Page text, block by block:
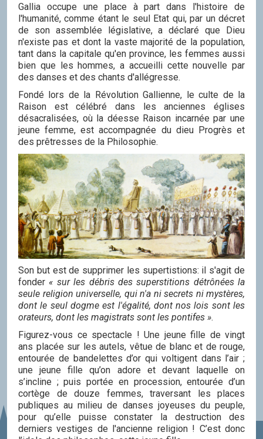
Gallia occupe une place à part dans l'histoire de
l'humanité, comme étant le seul Etat qui, par un décret
de son assemblée législative, a déclaré que Dieu
n'existe pas et dont la vaste majorité de la population,
tant dans la capitale qu'en province, les femmes aussi
bien que les hommes, a accueilli cette nouvelle par
des danses et des chants d'allégresse.
Fondé lors de la Révolution Gallienne, le culte de la
Raison est célébré dans les anciennes églises
désacralisées, où la déesse Raison incarnée par une
jeune femme, est accompagnée du dieu Progrès et
des prêtresses de la Philosophie.
Son but est de supprimer les supertistions: il s'agit de
fonder « sur les débris des superstitions détrônées la
seule religion universelle, qui n'a ni secrets ni mystères,
dont le seul dogme est l'égalité, dont nos lois sont les
orateurs, dont les magistrats sont les pontifes ».
Figurez-vous ce spectacle ! Une jeune fille de vingt
ans placée sur les autels, vêtue de blanc et de rouge,
entourée de bandelettes d’or qui voltigent dans l’air ;
une jeune fille qu’on adore et devant laquelle on
s’incline ; puis portée en procession, entourée d’un
cortège de douze femmes, traversant les places
publiques au milieu de danses joyeuses du peuple,
pour qu’elle puisse constater la destruction des
derniers vestiges de l'ancienne religion ! C’est donc